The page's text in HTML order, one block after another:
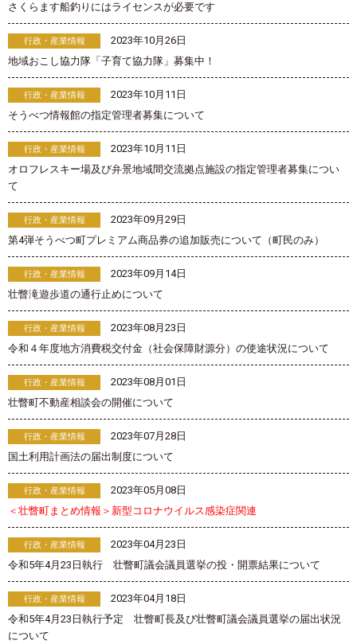
さくらます船釣りにはライセンスが必要です
行政・産業情報
2023年10月26日
地域おこし協力隊「子育て協力隊」募集中！
行政・産業情報
2023年10月11日
そうべつ情報館の指定管理者募集について
行政・産業情報
2023年10月11日
オロフレスキー場及び弁景地域間交流拠点施設の指定管理者募集につい
て
行政・産業情報
2023年09月29日
第4弾そうべつ町プレミアム商品券の追加販売について（町民のみ）
行政・産業情報
2023年09月14日
壮瞥滝遊歩道の通行止めについて
行政・産業情報
2023年08月23日
令和４年度地方消費税交付金（社会保障財源分）の使途状況について
行政・産業情報
2023年08月01日
壮瞥町不動産相談会の開催について
行政・産業情報
2023年07月28日
国土利用計画法の届出制度について
行政・産業情報
2023年05月08日
＜壮瞥町まとめ情報＞新型コロナウイルス感染症関連
行政・産業情報
2023年04月23日
令和5年4月23日執行 壮瞥町議会議員選挙の投・開票結果について
行政・産業情報
2023年04月18日
令和5年4月23日執行予定 壮瞥町長及び壮瞥町議会議員選挙の届出状況
について